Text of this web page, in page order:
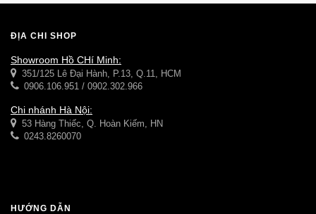
ĐỊA CHỈ SHOP
Showroom Hồ CHí Minh:
351/125 Lê Đại Hành, P.13, Q.11, HCM
0906.106.951 / 0902.302.966
Chi nhánh Hà Nội:
53 Hàng Thiếc, Q. Hoàn Kiếm, HN
0243.8260070
HƯỚNG DẪN